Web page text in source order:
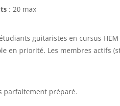
: 20 max
guitaristes en cursus
en priorité. Les membres actifs
parfaitement préparé.